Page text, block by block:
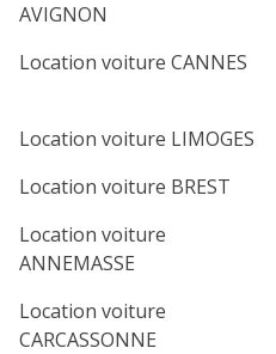
AVIGNON
Location voiture CANNES
Location voiture LIMOGES
Location voiture BREST
Location voiture
ANNEMASSE
Location voiture
CARCASSONNE